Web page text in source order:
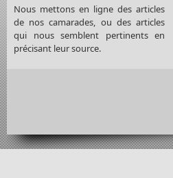
Nous mettons en ligne des articles
de nos camarades, ou des articles
qui nous semblent pertinents en
précisant leur source.